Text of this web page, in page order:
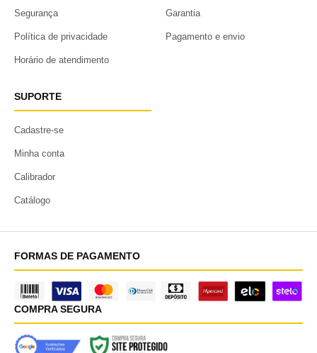
Segurança
Política de privacidade
Horário de atendimento
Garantia
Pagamento e envio
SUPORTE
Cadastre-se
Minha conta
Calibrador
Catálogo
FORMAS DE PAGAMENTO
COMPRA SEGURA